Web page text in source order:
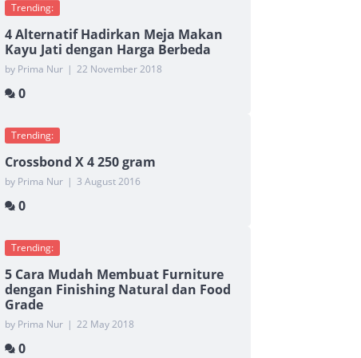
Trending:
4 Alternatif Hadirkan Meja Makan
Kayu Jati dengan Harga Berbeda
by Prima Nur | 22 November 2018
0
Trending:
Crossbond X 4 250 gram
by Prima Nur | 3 August 2016
0
Trending:
5 Cara Mudah Membuat Furniture
dengan Finishing Natural dan Food
Grade
by Prima Nur | 22 May 2018
0